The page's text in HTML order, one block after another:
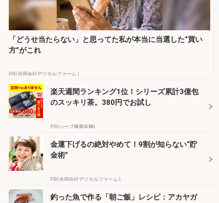
「どうせ当たらない」と思ってた私が本当に当選した“買い
方”がこれ
PR(合同会社デジタルファーム )
楽天週間ランキング1位！シリーズ累計3億包
のスッキリ茶。380円でお試し
PR(ハーブ健康本舗)
金運下げるの絶対やめて！9割が知らない“貯
金術”
PR(合同会社デジタルファーム )
釣った魚で作る「朝ご飯」レシピ：アカヤガ